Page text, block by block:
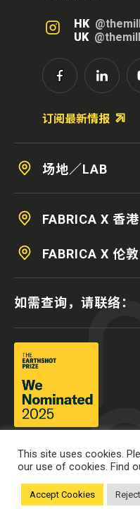
HK
UK
订阅最新情报
场地／LAB
FABRICA X 香
FABRICA X 伦
如需查询，请联络：
© 2025 南丰作坊
This site uses cookies.
our use of cookies. Find
Accept Cookies